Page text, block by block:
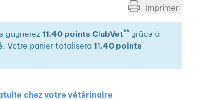
Imprimer
gagnerez 11.40 points ClubVet** grâce à
Votre panier totalisera 11.40 points
chez votre vétérinaire